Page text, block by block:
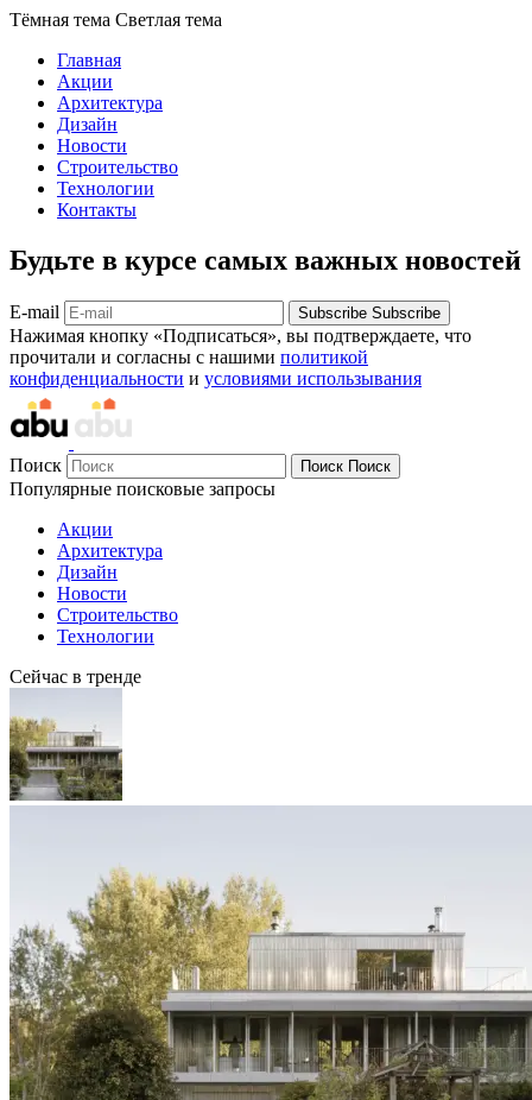
Тёмная тема Светлая тема
Главная
Акции
Архитектура
Дизайн
Новости
Строительство
Технологии
Контакты
Будьте в курсе самых важных новостей
E-mail Subscribe Subscribe
Нажимая кнопку «Подписаться», вы подтверждаете, что
прочитали и согласны с нашими политикой
конфиденциальности и условиями использывания
Поиск Поиск Поиск
Популярные поисковые запросы
Акции
Архитектура
Дизайн
Новости
Строительство
Технологии
Сейчас в тренде